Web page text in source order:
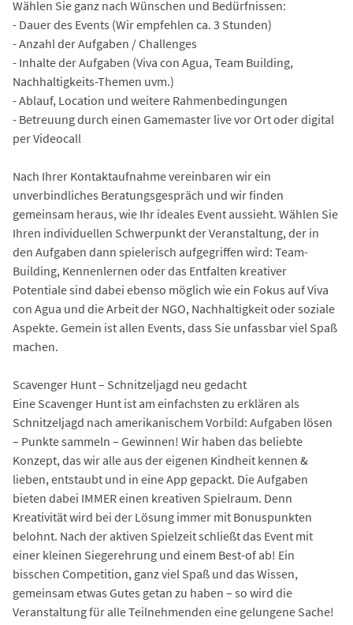
Wählen Sie ganz nach Wünschen und Bedürfnissen:
- Dauer des Events (Wir empfehlen ca. 3 Stunden)
- Anzahl der Aufgaben / Challenges
- Inhalte der Aufgaben (Viva con Agua, Team Building,
Nachhaltigkeits-Themen uvm.)
- Ablauf, Location und weitere Rahmenbedingungen
- Betreuung durch einen Gamemaster live vor Ort oder digital
per Videocall
Nach Ihrer Kontaktaufnahme vereinbaren wir ein
unverbindliches Beratungsgespräch und wir finden
gemeinsam heraus, wie Ihr ideales Event aussieht. Wählen Sie
Ihren individuellen Schwerpunkt der Veranstaltung, der in
den Aufgaben dann spielerisch aufgegriffen wird: Team-
Building, Kennenlernen oder das Entfalten kreativer
Potentiale sind dabei ebenso möglich wie ein Fokus auf Viva
con Agua und die Arbeit der NGO, Nachhaltigkeit oder soziale
Aspekte. Gemein ist allen Events, dass Sie unfassbar viel Spaß
machen.
Scavenger Hunt – Schnitzeljagd neu gedacht
Eine Scavenger Hunt ist am einfachsten zu erklären als
Schnitzeljagd nach amerikanischem Vorbild: Aufgaben lösen
– Punkte sammeln – Gewinnen! Wir haben das beliebte
Konzept, das wir alle aus der eigenen Kindheit kennen &
lieben, entstaubt und in eine App gepackt. Die Aufgaben
bieten dabei IMMER einen kreativen Spielraum. Denn
Kreativität wird bei der Lösung immer mit Bonuspunkten
belohnt. Nach der aktiven Spielzeit schließt das Event mit
einer kleinen Siegerehrung und einem Best-of ab! Ein
bisschen Competition, ganz viel Spaß und das Wissen,
gemeinsam etwas Gutes getan zu haben – so wird die
Veranstaltung für alle Teilnehmenden eine gelungene Sache!